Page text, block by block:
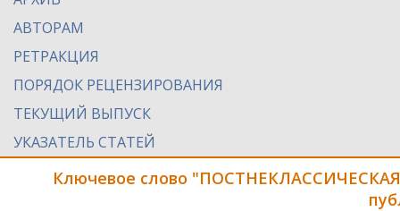
АВТОРАМ
РЕТРАКЦИЯ
ПОРЯДОК РЕЦЕНЗИРОВАНИЯ
ТЕКУЩИЙ ВЫПУСК
УКАЗАТЕЛЬ СТАТЕЙ
Ключевое слово